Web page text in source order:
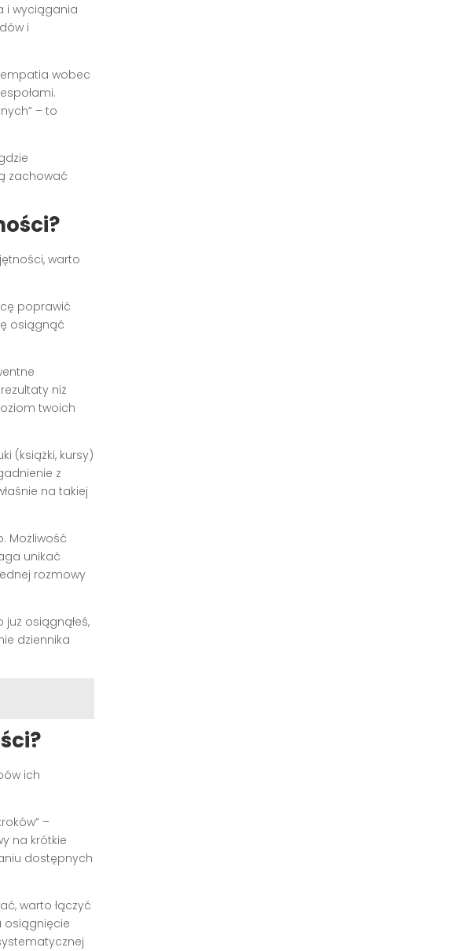
i wyciągania
i
empatia wobec
– to
zachować
warto
poprawić
osiągnąć
niż
twoich
(książki, kursy)
z
na takiej
Możliwość
unikać
rozmowy
już osiągnąłeś,
dziennika
ich
–
na krótkie
dostępnych
warto łączyć
osiągnięcie